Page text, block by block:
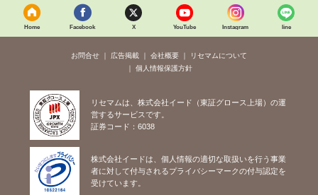
Home Facebook X YouTube Instagram line
お問合せ 広告掲載 会社概要
リセマムについて
個人情報保護方針
リセマムは、株式会社イード（東証グロース上場）の運
営するサービスです。
証券コード：6038
株式会社イードは、個人情報の適切な取扱いを行う事業
者に対して付与されるプライバシーマークの付与認定を
受けています。